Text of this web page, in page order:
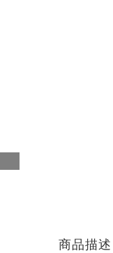
商品描述